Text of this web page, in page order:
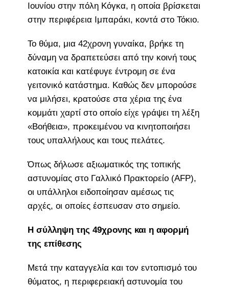
Ιουνίου στην πόλη Κόγκα, η οποία βρίσκεται
στην περιφέρεια Ιμπαράκι, κοντά στο Τόκιο.
Το θύμα, μια 42χρονη γυναίκα, βρήκε τη
δύναμη να δραπετεύσει από την κοινή τους
κατοικία και κατέφυγε έντρομη σε ένα
γειτονικό κατάστημα. Καθώς δεν μπορούσε
να μιλήσει, κρατούσε στα χέρια της ένα
κομμάτι χαρτί στο οποίο είχε γράψει τη λέξη
«Βοήθεια», προκειμένου να κινητοποιήσει
τους υπαλλήλους και τους πελάτες.
Όπως δήλωσε αξιωματικός της τοπικής
αστυνομίας στο Γαλλικό Πρακτορείο (AFP),
οι υπάλληλοι ειδοποίησαν αμέσως τις
αρχές, οι οποίες έσπευσαν στο σημείο.
Η σύλληψη της 49χρονης και η αφορμή
της επίθεσης
Μετά την καταγγελία και τον εντοπισμό του
θύματος, η περιφερειακή αστυνομία του